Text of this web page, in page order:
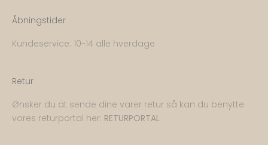
Åbningstider
Kundeservice: 10-14 alle hverdage
Retur
Ønsker du at sende dine varer retur så kan du benytte
vores returportal her: RETURPORTAL